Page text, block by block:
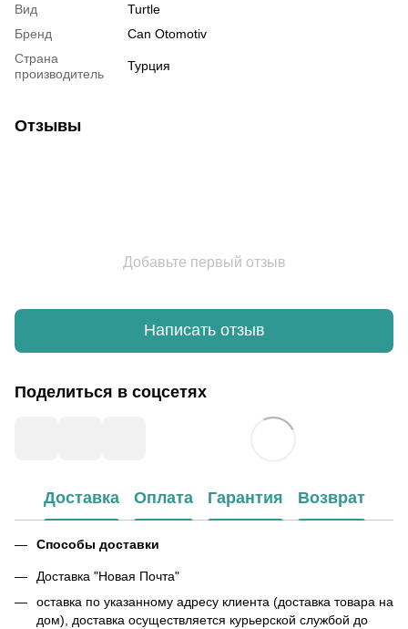
Вид
Turtle
Бренд
Can Otomotiv
Страна
производитель
Турция
Отзывы
Добавьте первый отзыв
Написать отзыв
Поделиться в соцсетях
Доставка Оплата Гарантия Возврат
Способы доставки
Доставка "Новая Почта"
оставка по указанному адресу клиента (доставка товара на
дом), доставка осуществляется курьерской службой до